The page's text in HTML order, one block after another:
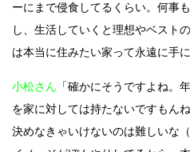
ーにまで侵食してるくらい。何事
し、生活していくと理想やベスト
は本当に住みたい家って永遠に手
小松さん 「確かにそうですよね。
を家に対しては持たないですもん
決めなきゃいけないのは難しいな